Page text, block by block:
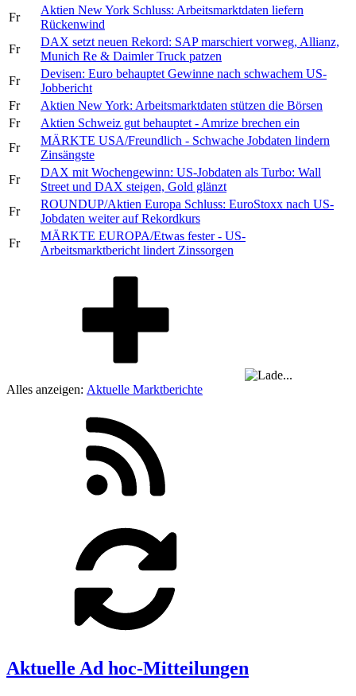
Fr
Aktien New York Schluss: Arbeitsmarktdaten liefern
Rückenwind
Fr
DAX setzt neuen Rekord: SAP marschiert vorweg, Allianz,
Munich Re & Daimler Truck patzen
Fr
Devisen: Euro behauptet Gewinne nach schwachem US-
Jobbericht
Fr
Aktien New York: Arbeitsmarktdaten stützen die Börsen
Fr
Aktien Schweiz gut behauptet - Amrize brechen ein
Fr
MÄRKTE USA/Freundlich - Schwache Jobdaten lindern
Zinsängste
Fr
DAX mit Wochengewinn: US-Jobdaten als Turbo: Wall
Street und DAX steigen, Gold glänzt
Fr
ROUNDUP/Aktien Europa Schluss: EuroStoxx nach US-
Jobdaten weiter auf Rekordkurs
Fr
MÄRKTE EUROPA/Etwas fester - US-
Arbeitsmarktbericht lindert Zinssorgen
Alles anzeigen: Aktuelle Marktberichte
Aktuelle Ad hoc-Mitteilungen